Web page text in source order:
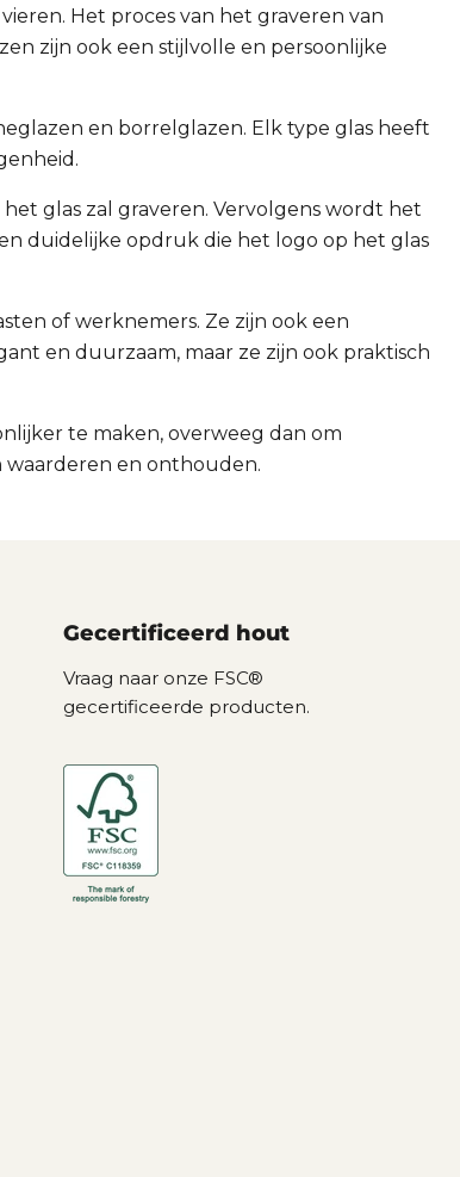
Het proces van het graveren van
zijn ook een stijlvolle en persoonlijke
en borrelglazen. Elk type glas heeft
glas zal graveren. Vervolgens wordt het
duidelijke opdruk die het logo op het glas
of werknemers. Ze zijn ook een
en duurzaam, maar ze zijn ook praktisch
te maken, overweeg dan om
waarderen en onthouden.
Gecertificeerd hout
Vraag naar onze FSC®
gecertificeerde producten.